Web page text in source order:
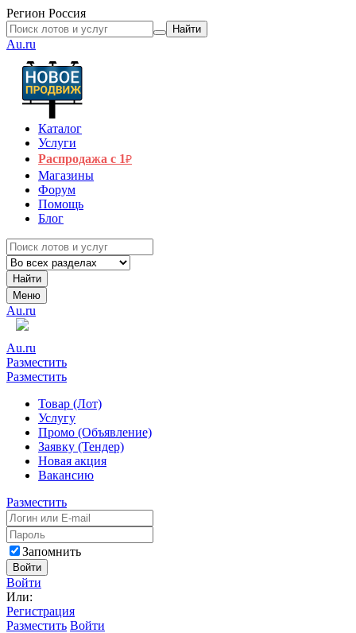
Регион Россия
Найти
Au.ru
Каталог
Услуги
Распродажа с 1₽
Магазины
Форум
Помощь
Блог
Найти
Меню
Au.ru
Au.ru
Разместить
Разместить
Товар (Лот)
Услугу
Промо (Объявление)
Заявку (Тендер)
Новая акция
Вакансию
Разместить
Запомнить
Войти
Войти
Или:
Регистрация
Разместить Войти